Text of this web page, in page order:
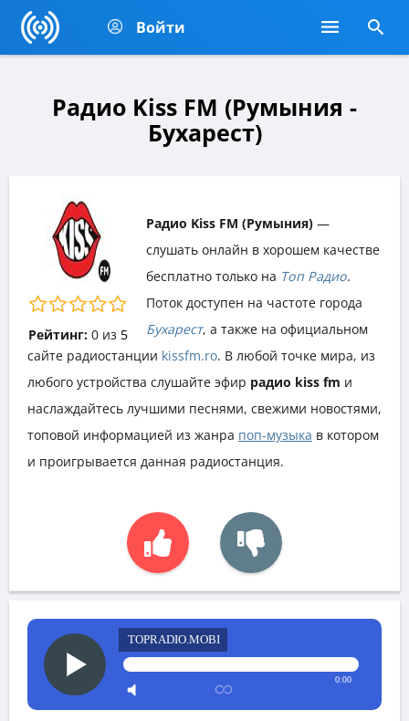
Войти
Радио Kiss FM (Румыния -
Бухарест)
Рейтинг: 0из 5
Радио Kiss FM (Румыния) —
слушать онлайн в хорошем качестве
бесплатно только на Топ Радио.
Поток доступен на частоте города
Бухарест, а также на официальном
сайте радиостанции kissfm.ro. В любой точке мира, из
любого устройства слушайте эфир радио kiss fm и
наслаждайтесь лучшими песнями, свежими новостями,
топовой информацией из жанра поп-музыка в котором
и проигрывается данная радиостанция.
TOPRADIO.MOBI
0:00